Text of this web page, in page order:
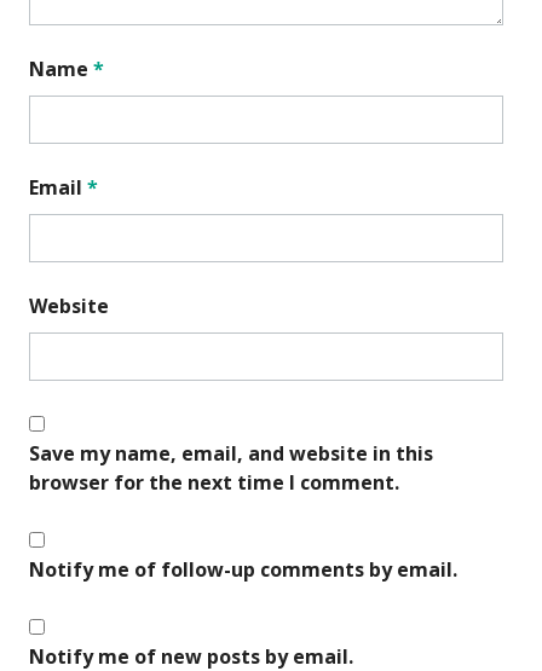
Name *
Email *
Website
Save my name, email, and website in this
browser for the next time I comment.
Notify me of follow-up comments by email.
Notify me of new posts by email.